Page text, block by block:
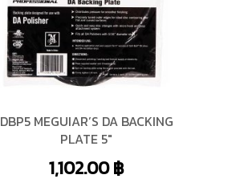
DBP5 MEGUIAR’S DA BACKING
PLATE 5″
1,102.00฿